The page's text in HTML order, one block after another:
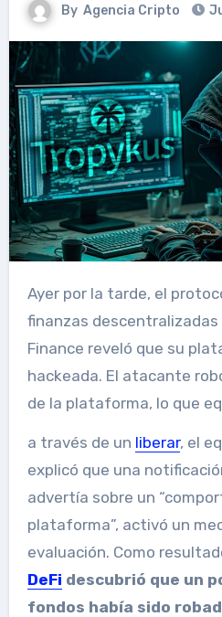
By Agencia Cripto
Ayer por la tarde, el protocolo colombiano de
finanzas descentralizadas
Finance reveló que su
hackeada. El atacante
de la plataforma, lo que
a través de un liberar, el
explicó que una
advertía sobre un
plataforma”, activó un
evaluación. Como
DeFi descubrió que un
fondos había sido